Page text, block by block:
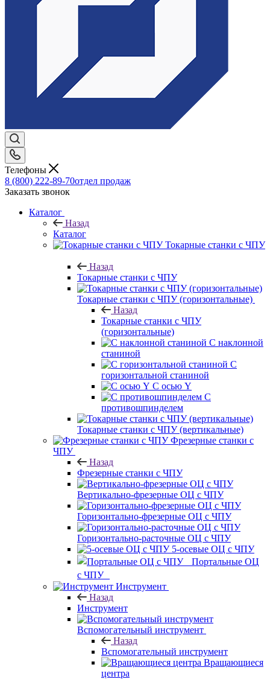
Телефоны
8 (800) 222-89-70отдел продаж
Заказать звонок
Каталог
Назад
Каталог
Токарные станки с ЧПУ
Назад
Токарные станки с ЧПУ
Токарные станки с ЧПУ (горизонтальные)
Назад
Токарные станки с ЧПУ
(горизонтальные)
С наклонной
станиной
С
горизонтальной станиной
С осью Y
С
противошпинделем
Токарные станки с ЧПУ (вертикальные)
Фрезерные станки с
ЧПУ
Назад
Фрезерные станки с ЧПУ
Вертикально-фрезерные ОЦ с ЧПУ
Горизонтально-фрезерные ОЦ с ЧПУ
Горизонтально-расточные ОЦ с ЧПУ
5-осевые ОЦ с ЧПУ
Портальные ОЦ
с ЧПУ
Инструмент
Назад
Инструмент
Вспомогательный инструмент
Назад
Вспомогательный инструмент
Вращающиеся
центра